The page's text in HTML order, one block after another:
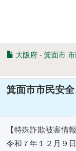
大阪府 - 箕面市
箕面市市民安
【特殊詐欺被害情報
令和７年１２月９